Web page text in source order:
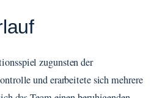
zugunsten der
und erarbeitete sich mehrere